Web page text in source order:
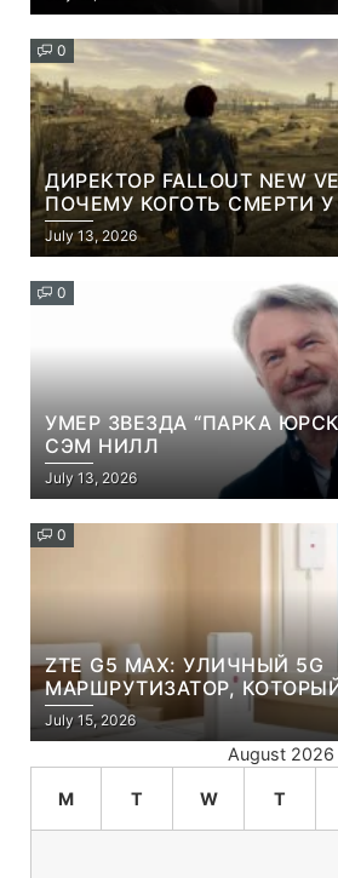
КОНТЕНТА И СОЦСЕТЕЙ
0
ДИРЕКТОР FALLOUT NEW
ПОЧЕМУ КОГОТЬ СМЕРТИ У
НАМЕРЕННО СНОСИТ ВАМ
July 13, 2026
0
УМЕР ЗВЕЗДА “ПАРКА
СЭМ НИЛЛ
July 13, 2026
0
ZTE G5 MAX: УЛИЧНЫЙ 5G
МАРШРУТИЗАТОР,
ЛЮТУЮ ЗИМУ, И ЖАРКОЕ
July 15, 2026
August 2026
M T W T